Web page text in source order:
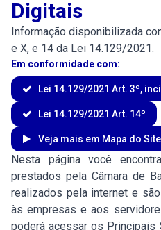
Digitais
Informação disponibilizada
e X, e 14 da Lei 14.129/2021.
Em conformidade com:
Lei 14.129/2021 Art. 3º,
Lei 14.129/2021 Art. 14º
Veja mais em Mapa do Site
Nesta página você
prestados pela Câmara de
realizados pela internet e
às empresas e aos
poderá acessar os